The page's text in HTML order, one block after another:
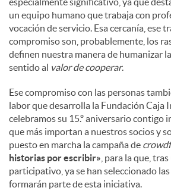
un equipo humano que trabaja con
vocación de servicio. Esa cercanía, ese
compromiso son, probablemente, los
definen nuestra manera de humanizar
sentido al valor de cooperar.
Ese compromiso con las personas
labor que desarrolla la Fundación Caja
celebramos su 15.º aniversario contigo
que más importan a nuestros socios y
puesto en marcha la campaña de
historias por escribir» , para la que,
participativo, ya se han seleccionado
formarán parte de esta iniciativa.